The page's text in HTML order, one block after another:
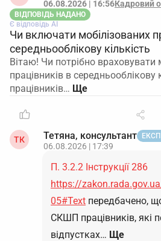
06.08.2026 | 16:56Кадровий
ВІДПОВІДЬ НАДАНО
Є відповідь АІ
Чи включати мобілізованих
середньооблікову кількість
Вітаю! Чи потрібно враховувати
працівників в середньооблікову
працівників…
ТК Тетяна, консультант
06.08.2026 | 17:39
П. 3.2.2 Інструкції 286
https://
05#Text передбачено,
СКШП працівників, які
відпустках… Ще